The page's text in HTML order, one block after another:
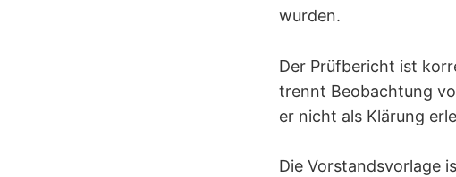
wurden.
Der Prüfbericht ist
trennt Beobachtung
er nicht als Klärung
Die Vorstandsvorlage